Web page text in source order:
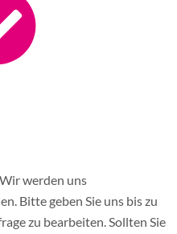
werden uns
Bitte geben Sie uns bis zu
zu bearbeiten. Sollten Sie